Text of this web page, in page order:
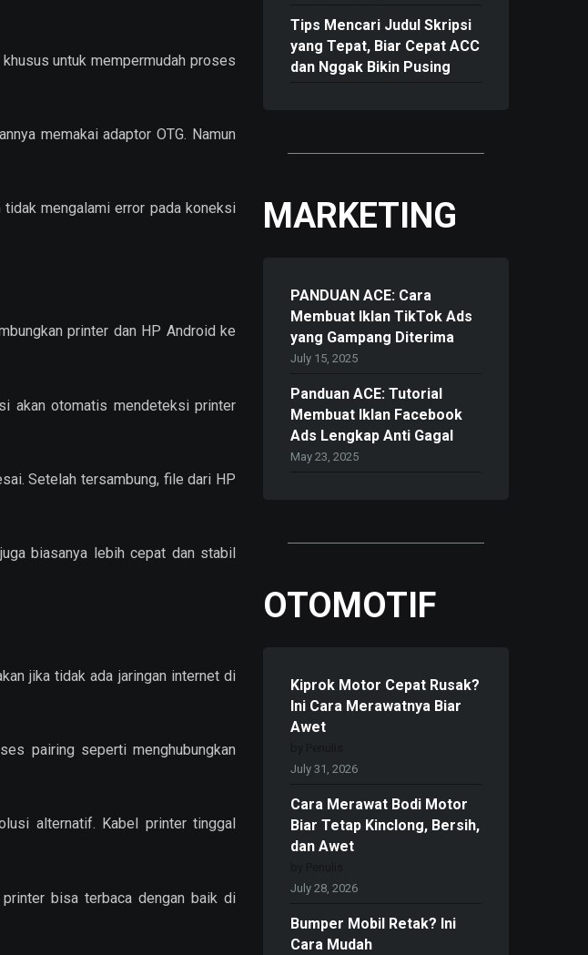
untuk mempermudah proses
memakai adaptor OTG. Namun
mengalami error pada koneksi
printer dan HP Android ke
akan otomatis mendeteksi printer
Setelah tersambung, file dari HP
biasanya lebih cepat dan stabil
jika tidak ada jaringan internet di
pairing seperti menghubungkan
alternatif. Kabel printer tinggal
bisa terbaca dengan baik di
Tips Mencari Judul Skripsi
yang Tepat, Biar Cepat ACC
dan Nggak Bikin Pusing
MARKETING
PANDUAN ACE: Cara
Membuat Iklan TikTok Ads
yang Gampang Diterima
July 15, 2025
Panduan ACE: Tutorial
Membuat Iklan Facebook
Ads Lengkap Anti Gagal
May 23, 2025
OTOMOTIF
Kiprok Motor Cepat Rusak?
Ini Cara Merawatnya Biar
Awet
July 31, 2026
Cara Merawat Bodi Motor
Biar Tetap Kinclong, Bersih,
dan Awet
July 28, 2026
Bumper Mobil Retak? Ini
Cara Mudah